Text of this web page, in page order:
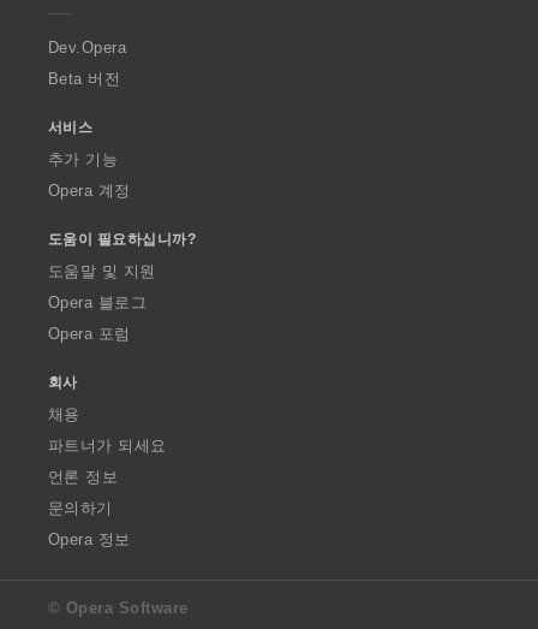
a
Dev.Opera
Beta 버전
서비스
추가 기능
Opera 계정
도움이 필요하십니까?
도움말 및 지원
Opera 블로그
Opera 포럼
회사
채용
파트너가 되세요
언론 정보
문의하기
Opera 정보
© Opera Software